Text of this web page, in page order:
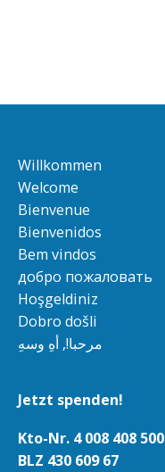
Willkommen
Welcome
Bienvenue
Bienvenidos
Bem vindos
добро пожаловать
Hoşgeldiniz
Dobro došli
مرحبا!, أهِ وسهِ
Jetzt spenden!
Kto-Nr. 4 008 408 500
BLZ 430 609 67